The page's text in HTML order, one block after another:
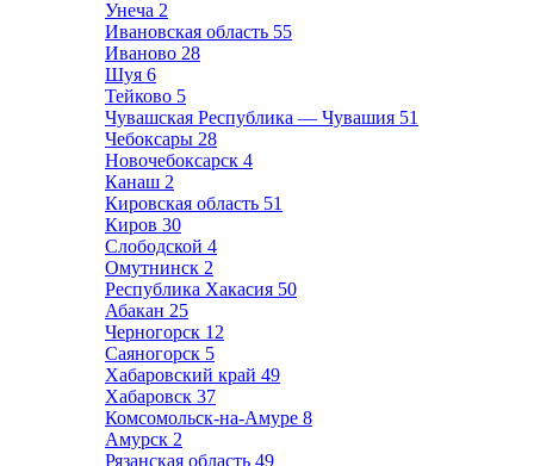
Унеча 2
Ивановская область 55
Иваново 28
Шуя 6
Тейково 5
Чувашская Республика — Чувашия 51
Чебоксары 28
Новочебоксарск 4
Канаш 2
Кировская область 51
Киров 30
Слободской 4
Омутнинск 2
Республика Хакасия 50
Абакан 25
Черногорск 12
Саяногорск 5
Хабаровский край 49
Хабаровск 37
Комсомольск-на-Амуре 8
Амурск 2
Рязанская область 49